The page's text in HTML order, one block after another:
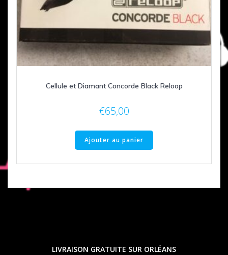
Cellule et Diamant Concorde Black Reloop
€65,00
Ajouter au panier
LIVRAISON GRATUITE SUR ORLÉANS